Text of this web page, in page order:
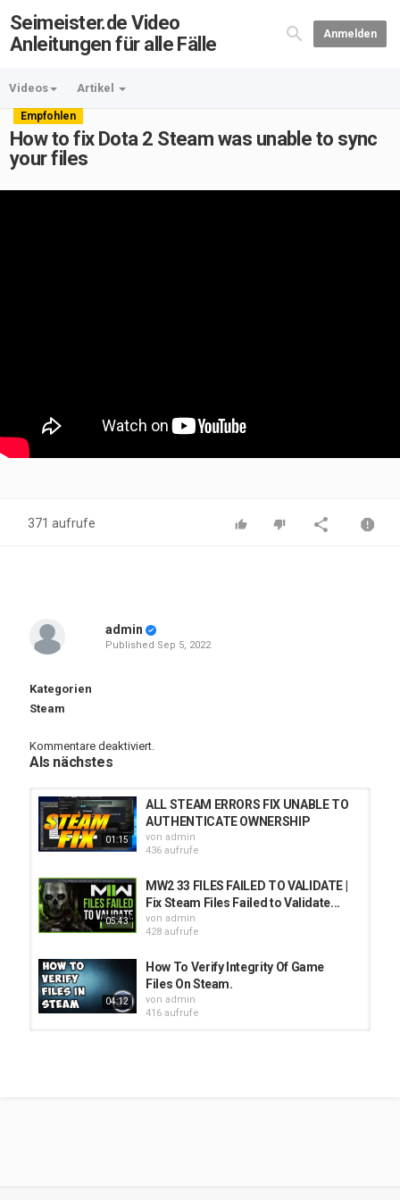
Seimeister.de Video
Anleitungen für alle Fälle
Anmelden
Videos Artikel
Empfohlen
How to fix Dota 2 Steam was unable to sync
your files
371 aufrufe
admin
Published Sep 5, 2022
Kategorien
Steam
Kommentare deaktiviert.
Als nächstes
01:15
ALL STEAM ERRORS FIX UNABLE TO
AUTHENTICATE OWNERSHIP
von admin
436 aufrufe
05:43
MW2 33 FILES FAILED TO VALIDATE |
Fix Steam Files Failed to Validate...
von admin
428 aufrufe
04:12
How To Verify Integrity Of Game
Files On Steam.
von admin
416 aufrufe